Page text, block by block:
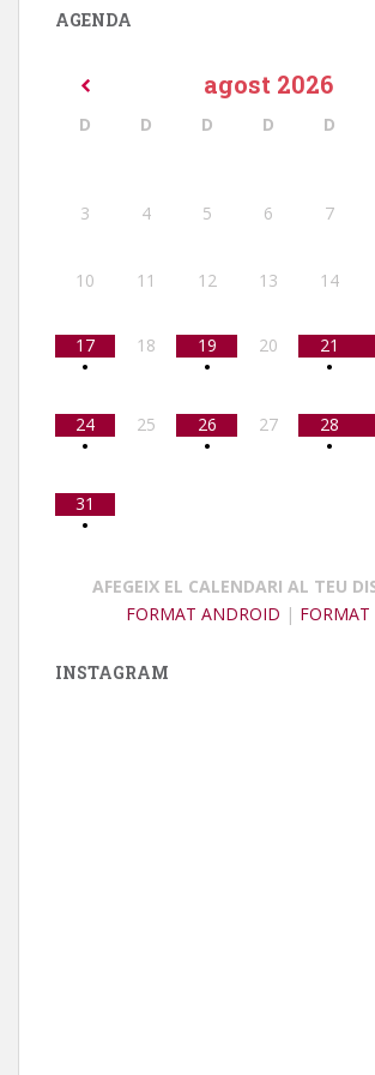
AGENDA
agost 2026
D D D D D
3 4 5 6 7
10 11 12 13 14
17
•
18
19
•
20
21
•
24
•
25
26
•
27
28
•
31
•
AFEGEIX EL CALENDARI AL TEU
FORMAT ANDROID | FORMAT
INSTAGRAM